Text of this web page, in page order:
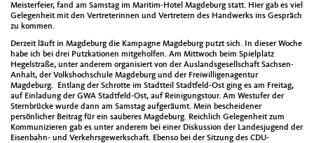
Meisterfeier, fand am Samstag im Maritim-Hotel Magdeburg statt. Hier gab es viel
Gelegenheit mit den Vertreterinnen und Vertretern des Handwerks ins Gespräch
zu kommen.
Derzeit läuft in Magdeburg die Kampagne Magdeburg putzt sich. In dieser Woche
habe ich bei drei Putzkationen mitgeholfen. Am Mittwoch beim Spielplatz
Hegelstraße, unter anderem organisiert von der Auslandsgesellschaft Sachsen-
Anhalt, der Volkshochschule Magdeburg und der Freiwilligenagentur
Magdeburg. Entlang der Schrotte im Stadtteil Stadtfeld-Ost ging es am Freitag,
auf Einladung der GWA Stadtfeld-Ost, auf Reinigungstour. Am Westufer der
Sternbrücke wurde dann am Samstag aufgeräumt. Mein bescheidener
persönlicher Beitrag für ein sauberes Magdeburg. Reichlich Gelegenheit zum
Kommunizieren gab es unter anderem bei einer Diskussion der Landesjugend der
Eisenbahn- und Verkehrsgewerkschaft. Ebenso bei der Sitzung des CDU-